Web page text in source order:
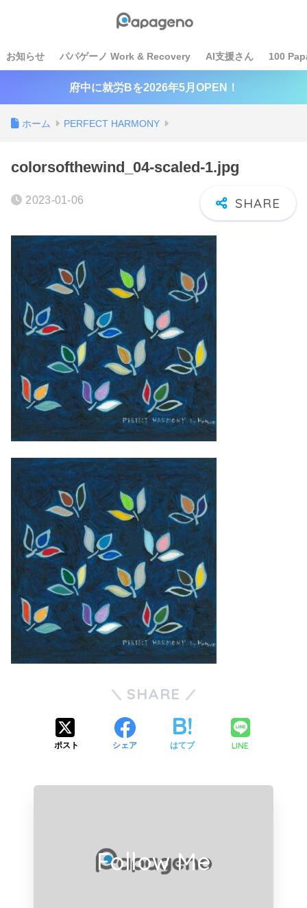
お知らせ パパゲーノ Work & Recovery AI支援さん 100
府中に就労Bを2026年5月OPEN！
ホーム PERFECT HARMONY
colorsofthewind_04-scaled-1.jpg
2023-01-06
SHARE
ポスト シェア はてブ LINE
Follow Me